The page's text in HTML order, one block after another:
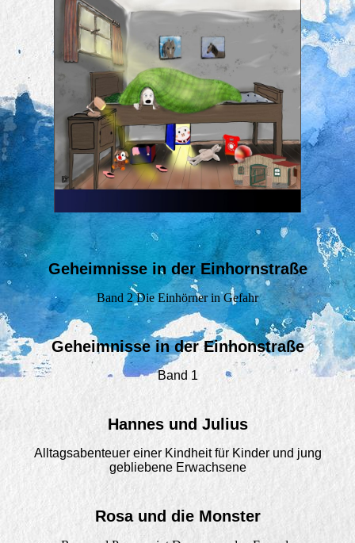
Geheimnisse in der Einhornstraße
Band 2 Die Einhörner in Gefahr
Geheimnisse in der Einhonstraße
Band 1
Hannes und Julius
Alltagsabenteuer einer Kindheit für Kinder und jung
gebliebene Erwachsene
Rosa und die Monster